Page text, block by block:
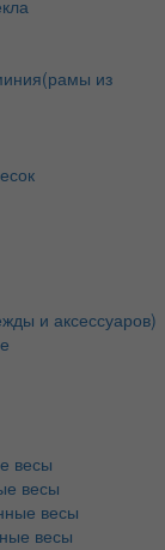
из
и аксессуаров)
весы
весы
весы
весы